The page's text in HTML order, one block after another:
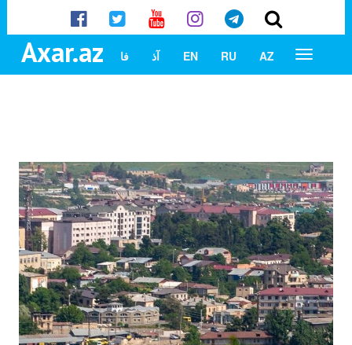
Axar.az AZ
RU
EN آذ فا